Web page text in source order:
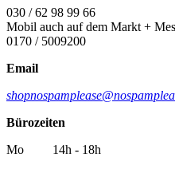
030 / 62 98 99 66
Mobil auch auf dem Markt +
0170 / 5009200
Email
shopnospamplease@
Bürozeiten
Mo 14h - 18h